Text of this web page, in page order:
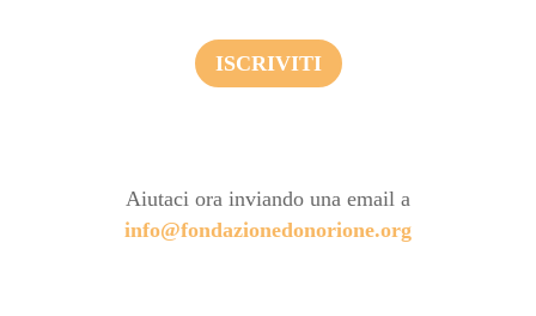
ISCRIVITI
Aiutaci ora inviando una email a
info@fondazionedonorione.org